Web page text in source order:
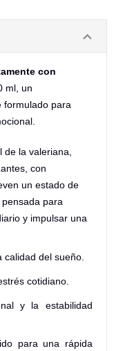
con
ml, un
formulado para
la valeriana,
con
un estado de
para
y impulsar una
del sueño.
cotidiano.
y la estabilidad
para una rápida